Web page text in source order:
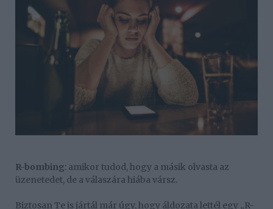
R-bombing: amikor tudod, hogy a másik olvasta az
üzenetedet, de a válaszára hiába vársz.
Biztosan Te is jártál már úgy, hogy áldozata lettél egy „R-